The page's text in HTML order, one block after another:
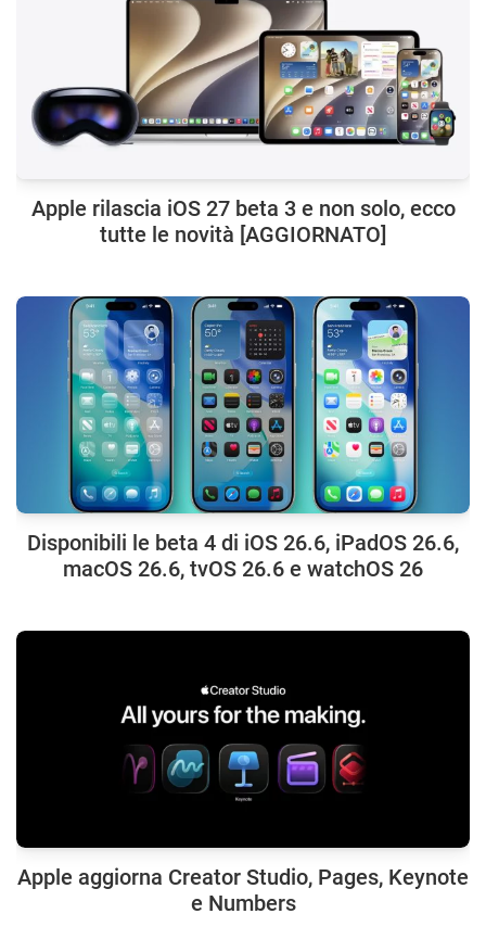
Apple rilascia iOS 27 beta 3 e non solo, ecco
tutte le novità [AGGIORNATO]
Disponibili le beta 4 di iOS 26.6, iPadOS 26.6,
macOS 26.6, tvOS 26.6 e watchOS 26
Apple aggiorna Creator Studio, Pages, Keynote
e Numbers